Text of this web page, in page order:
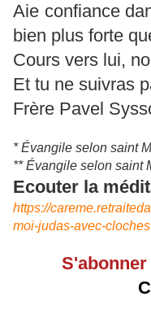
Aie confiance
bien plus forte
Cours vers lui,
Et tu ne suivras
Frère Pavel
* Évangile selon saint
** Évangile selon saint
Ecouter la
https://
moi-judas-avec-